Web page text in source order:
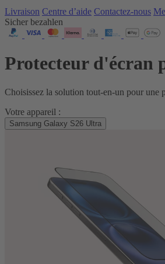
Livraison Centre d’aide Contactez‑nous
Sicher bezahlen
Protecteur d'écran
Choisissez la solution tout‑en‑un pour
Votre appareil :
Samsung Galaxy S26 Ultra